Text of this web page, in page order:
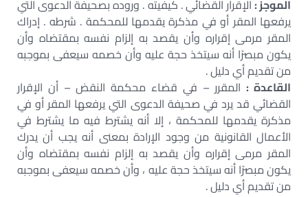
الموجز :الإقرار القضائي . كيفيته . وروده بصحيفة الدعوى التي
يرفعها المقر أو في مذكرة يقدمها للمحكمة . شرطه . إدراك
المقر مرمى إقراره وأن يقصد به إلزام نفسه بمقتضاه وأن
يكون مبصرًا أنه سيتخذ حجة عليه وأن خصمه سيعفى بموجبه
من تقديم أي دليل .
القاعدة :المقرر – في قضاء محكمة النقض – أن الإقرار
القضائي قد يرد في صحيفة الدعوى التي يرفعها المقر أو في
مذكرة يقدمها للمحكمة ، إلا أنه يشترط فيه ما يشترط في
الأعمال القانونية من وجود الإرادة بمعنى أنه يجب أن يدرك
المقر مرمى إقراره وأن يقصد به إلزام نفسه بمقتضاه وأن
يكون مبصرًا أنه سيتخذ حجة عليه ، وأن خصمه سيعفى بموجبه
من تقديم أي دليل .